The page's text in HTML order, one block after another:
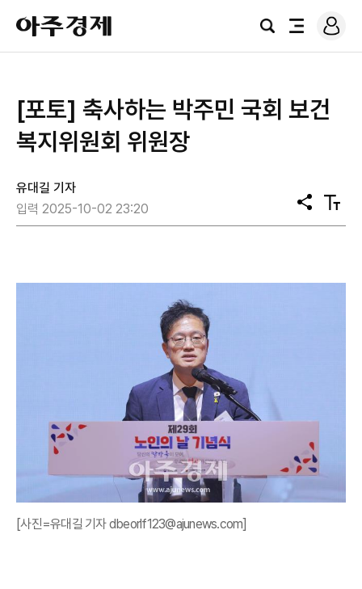
아
주
경
검
전
로
그
[포토] 축사하는 ​​​​​​​박주민 국회 보건
복지위원회 위원장
유대길 기자
입력 2025-10-02 23:20
공
유
텍
스
[사진=유대길 기자 dbeorlf123@ajunews.com]